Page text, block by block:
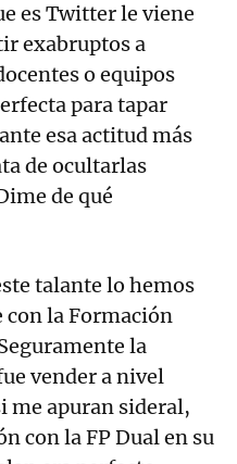
es Twitter le viene
exabruptos a
o equipos
para tapar
esa actitud más
de ocultarlas
de qué
talante lo hemos
la Formación
la
vender a nivel
me apuran sideral,
con la FP Dual en su